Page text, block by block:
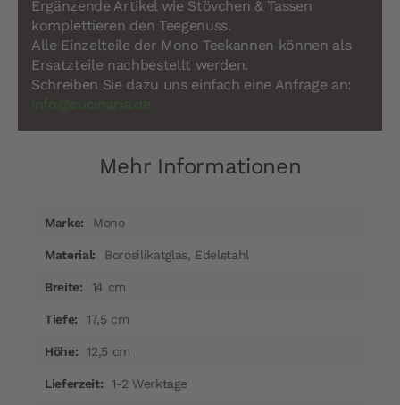
Ergänzende Artikel wie Stövchen & Tassen
komplettieren den Teegenuss.
Alle Einzelteile der Mono Teekannen können als
Ersatzteile nachbestellt werden.
Schreiben Sie dazu uns einfach eine Anfrage an:
info@cucinaria.de
Mehr Informationen
InformationenMono
Borosilikatglas, Edelstahl
14 cm
17,5 cm
12,5 cm
1-2 Werktage